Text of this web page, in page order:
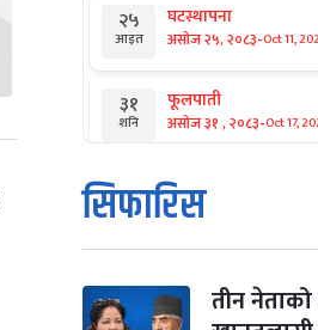
२५
आइत
घटस्थापना
असोज २५, २०८३-Oct 11,
३१
शनि
फूलपाती
असोज ३१ , २०८३-Oct 17,
१
आइत
कार्तिक सङ्क्रान्ति
कार्तिक १, २०८३
मंगल कार्तिक ३, २०८३-Oct 20,
सिफारिस
तीन